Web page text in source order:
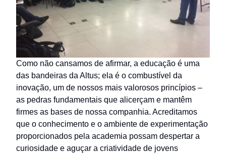
Como não cansamos de afirmar, a educação é uma
das bandeiras da Altus; ela é o combustível da
inovação, um de nossos mais valorosos princípios –
as pedras fundamentais que alicerçam e mantêm
firmes as bases de nossa companhia. Acreditamos
que o conhecimento e o ambiente de experimentação
proporcionados pela academia possam despertar a
curiosidade e aguçar a criatividade de jovens